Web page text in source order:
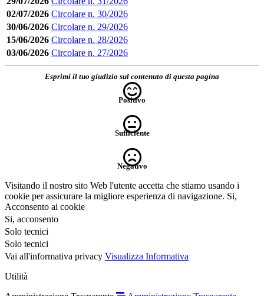
02/07/2026 Circolare n. 30/2026
30/06/2026 Circolare n. 29/2026
15/06/2026 Circolare n. 28/2026
03/06/2026 Circolare n. 27/2026
Esprimi il tuo giudizio sul contenuto di questa pagina
Positivo
Sufficiente
Negativo
Visitando il nostro sito Web l'utente accetta che stiamo usando i
cookie per assicurare la migliore esperienza di navigazione. Si,
Acconsento ai cookie
Si, acconsento
Solo tecnici
Solo tecnici
Vai all'informativa privacy Visualizza Informativa
Utilità